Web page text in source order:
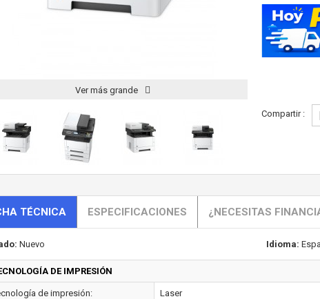
Ver más grande
Compartir :
TÉCNICA ESPECIFICACIONES ¿NECESITAS
Nuevo Idioma:
DE IMPRESIÓN
de impresión: Laser